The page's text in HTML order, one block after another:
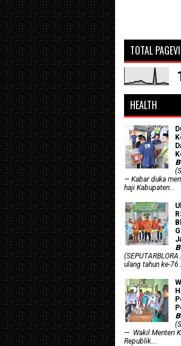
TOTAL
HEALTH
— Kabar duka
haji Kabupaten...
ulang tahun ke-76
— Wakil Menteri
Republik...